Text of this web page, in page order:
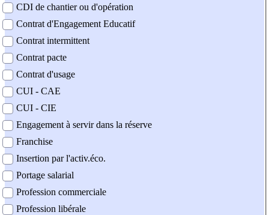
CDI de chantier ou d'opération
Contrat d'Engagement Educatif
Contrat intermittent
Contrat pacte
Contrat d'usage
CUI - CAE
CUI - CIE
Engagement à servir dans la réserve
Franchise
Insertion par l'activ.éco.
Portage salarial
Profession commerciale
Profession libérale